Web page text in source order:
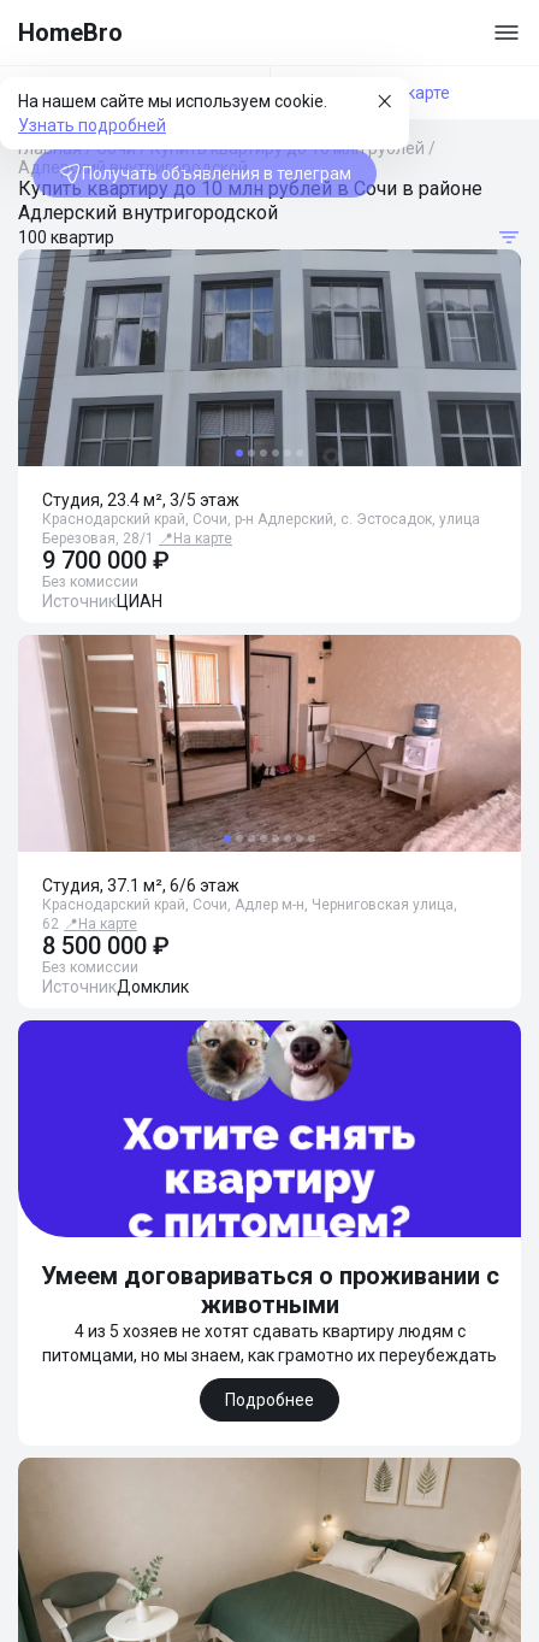
HomeBro
На нашем сайте мы используем cookie.
Узнать подробней
Получать объявления в телеграм
Фильтры На карте
Главная/Сочи/Купить квартиру до 10 млн рублей /
Адлерский внутригородской
Купить квартиру до 10 млн рублей в Сочи в районе
Адлерский внутригородской
100 квартир
Студия, 23.4 м², 3/5 этаж
Краснодарский край, Сочи, р-н Адлерский, с. Эстосадок, улица
Березовая, 28/1
📍 На карте
9 700 000 ₽
Без комиссии
ИсточникЦИАН
Студия, 37.1 м², 6/6 этаж
Краснодарский край, Сочи, Адлер м-н, Черниговская улица,
62 📍 На карте
8 500 000 ₽
Без комиссии
ИсточникДомклик
Умеем договариваться о проживании с
животными
4 из 5 хозяев не хотят сдавать квартиру людям с
питомцами, но мы знаем, как грамотно их переубеждать
Подробнее